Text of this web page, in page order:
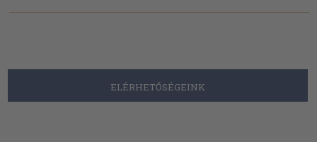
ELÉRHETŐSÉGEINK